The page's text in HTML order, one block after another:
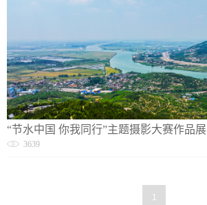
“节水中国 你我同行”主题摄影大赛作品展
3639
1